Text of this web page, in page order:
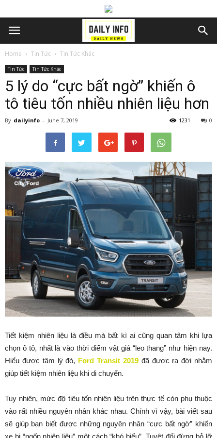
Home Tin Tức Tin Tức Khác
Tin Tức Tin Tức Khác
5 lý do “cực bất ngờ” khiến ô
tô tiêu tốn nhiều nhiên liệu hơn
By dailyinfo - June 7, 2019 0
1231
Tiết kiệm nhiên liệu là điều mà bất kì ai cũng quan tâm khi lựa
chọn ô tô, nhất là vào thời điểm vật giá “leo thang” như hiện nay.
Hiểu được tâm lý đó, Ford Transit 2019đã được ra đời nhằm
giúp tiết kiệm nhiên liệu khi di chuyển.
Tuy nhiên, mức độ tiêu tốn nhiên liệu trên thực tế còn phụ thuộc
vào rất nhiều nguyên nhân khác nhau. Chính vì vậy, bài viết sau
sẽ giúp bạn biết được những nguyên nhân “cực bất ngờ” khiến
xe bị “ngốn nhiên liệu” một cách “khó hiểu”. Tuyệt đối đừng bỏ lỡ